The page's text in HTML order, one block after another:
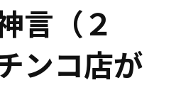
言（２
ンコ店が